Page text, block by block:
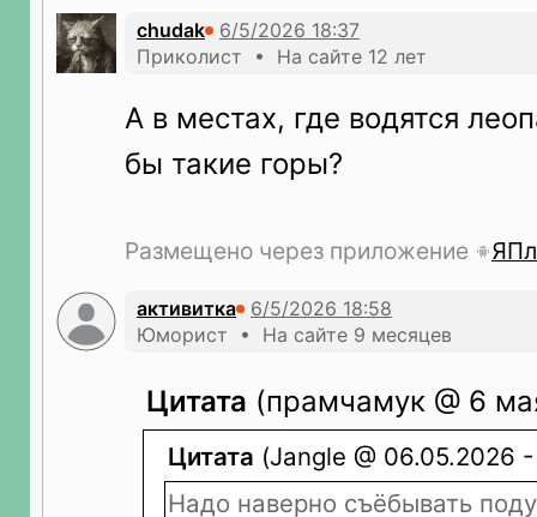
chudak
Приколист • На сайте 12 лет
А в местах, где водятся
бы такие горы?
Размещено через приложение
активитка
Юморист • На сайте 9 месяцев
Цитата (прамчамук @ 6
Цитата (Jangle @ 06.05.2026 -
Надо наверно съёбывать